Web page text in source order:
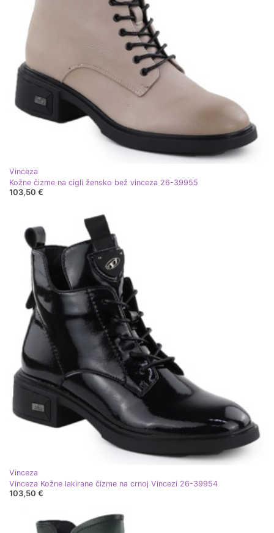
Vinceza
Kožne čizme na cigli žensko bež vinceza 26-39955
103,50 €
Vinceza
Vinceza Kožne lakirane čizme na crnoj Vincezi 26-39954
103,50 €